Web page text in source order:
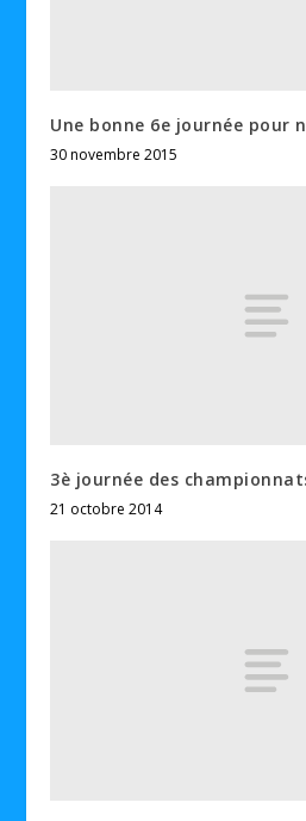
Une bonne 6e journée pour
30 novembre 2015
3è journée des
21 octobre 2014